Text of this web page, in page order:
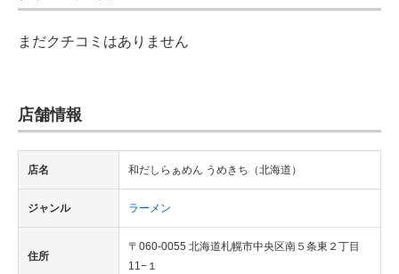
ちょっと気になるネットの話題
まだクチコミはありません
店舗情報
店名 和だしらぁめん うめきち（北海道）
ジャンル ラーメン
住所
〒060-0055 北海道札幌市中央区南５条東２丁目
11−１